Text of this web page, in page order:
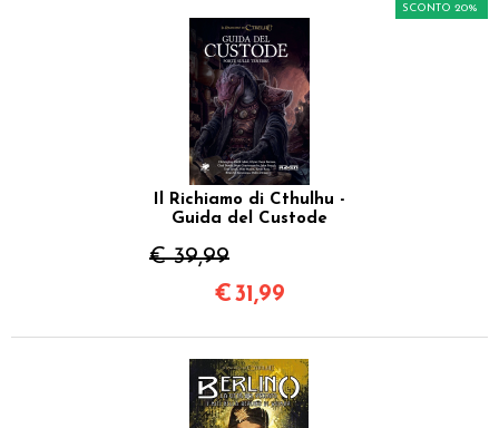
Il Richiamo di Cthulhu -
Guida del Custode
€ 39,99
SCONTO 20%
€31,99